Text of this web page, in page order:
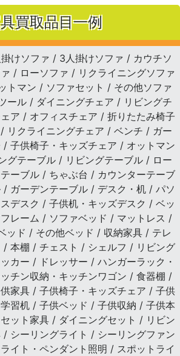
買取品目一例
けソファ / 3人掛けソファ / カウチソ
/ ローソファ / リクライニングソファ
トマン / ソファセット / その他ソファ
ール / ダイニングチェア / リビングチ
ア / オフィスチェア / 折りたたみ椅子
リクライニングチェア / ベンチ / ガー
子供椅子・キッズチェア / オットマン
グテーブル / リビングテーブル / ロー
ーブル / ちゃぶ台 / カウンターテーブ
ガーデンテーブル / デスク・机 / パソ
デスク / 子供机・キッズデスク / ベッ
レーム / ソファベッド / マットレス /
ッド / その他ベッド / 収納家具 / テレ
/ 本棚 / チェスト / シェルフ / リビング
カー / ドレッサー / ハンガーラック・
チン収納・キッチンワゴン / 食器棚 /
家具 / 子供椅子・キッズチェア / 子供
習机 / 子供ベッド / 子供収納 / 子供本
ット家具 / ダイニングセット / リビン
シーリングライト / シーリングファン
イト・ペンダント照明 / スポットライ